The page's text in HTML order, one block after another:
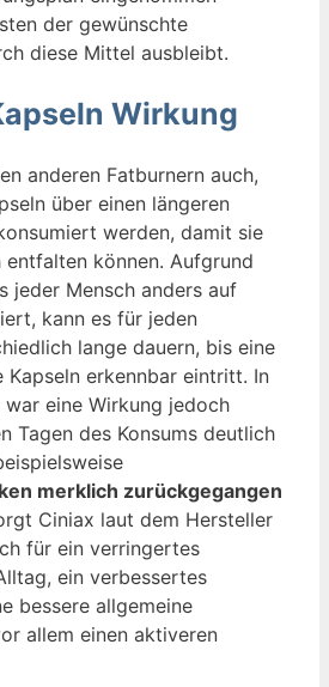
der gewünschte
diese Mittel ausbleibt.
Wirkung
anderen Fatburnern auch,
über einen längeren
werden, damit sie
entfalten können. Aufgrund
jeder Mensch anders auf
kann es für jeden
lange dauern, bis eine
Kapseln erkennbar eintritt. In
war eine Wirkung jedoch
Tagen des Konsums deutlich
merklich zurückgegangen
Ciniax laut dem Hersteller
für ein verringertes
ein verbessertes
bessere allgemeine
allem einen aktiveren